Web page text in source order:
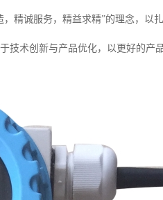
精诚服务，精益求精”的理念，以
技术创新与产品优化，以更好的产